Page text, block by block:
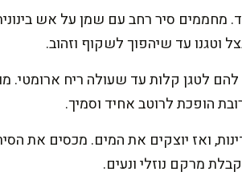
מחממים סיר רחב עם שמן על אש
וטגנו עד שיהפוך לשקוף וזהוב.
לטגן קלות עד שעולה ריח ארומטי.
הופכת לרוטב אחיד וסמיך.
מרקם נוזלי ונעים.